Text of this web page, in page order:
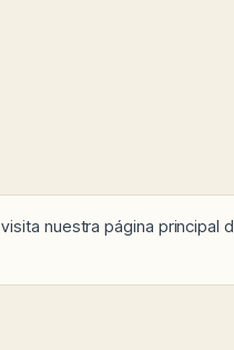
nuestra página principal